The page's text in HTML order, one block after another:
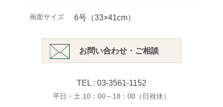
画面サイズ 6号（33×41cm）
お問い合わせ・ご相談
TEL : 03-3561-1152
平日・土 10：00～18：00（日祝休）